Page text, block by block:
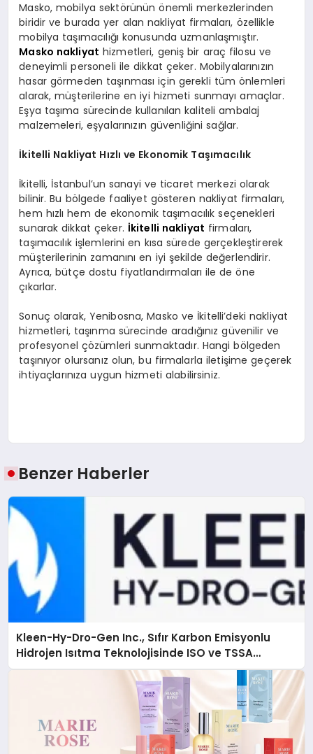
Masko, mobilya sektörünün önemli merkezlerinden
biridir ve burada yer alan nakliyat firmaları, özellikle
mobilya taşımacılığı konusunda uzmanlaşmıştır.
Masko nakliyat hizmetleri, geniş bir araç filosu ve
deneyimli personeli ile dikkat çeker. Mobilyalarınızın
hasar görmeden taşınması için gerekli tüm önlemleri
alarak, müşterilerine en iyi hizmeti sunmayı amaçlar.
Eşya taşıma sürecinde kullanılan kaliteli ambalaj
malzemeleri, eşyalarınızın güvenliğini sağlar.
İkitelli Nakliyat Hızlı ve Ekonomik Taşımacılık
İkitelli, İstanbul’un sanayi ve ticaret merkezi olarak
bilinir. Bu bölgede faaliyet gösteren nakliyat firmaları,
hem hızlı hem de ekonomik taşımacılık seçenekleri
sunarak dikkat çeker. İkitelli nakliyat firmaları,
taşımacılık işlemlerini en kısa sürede gerçekleştirerek
müşterilerinin zamanını en iyi şekilde değerlendirir.
Ayrıca, bütçe dostu fiyatlandırmaları ile de öne
çıkarlar.
Sonuç olarak, Yenibosna, Masko ve İkitelli’deki nakliyat
hizmetleri, taşınma sürecinde aradığınız güvenilir ve
profesyonel çözümleri sunmaktadır. Hangi bölgeden
taşınıyor olursanız olun, bu firmalarla iletişime geçerek
ihtiyaçlarınıza uygun hizmeti alabilirsiniz.
Benzer Haberler
Kleen-Hy-Dro-Gen Inc., Sıfır Karbon Emisyonlu
Hidrojen Isıtma Teknolojisinde ISO ve TSSA
Düzenleyici Onaylarını Aldı